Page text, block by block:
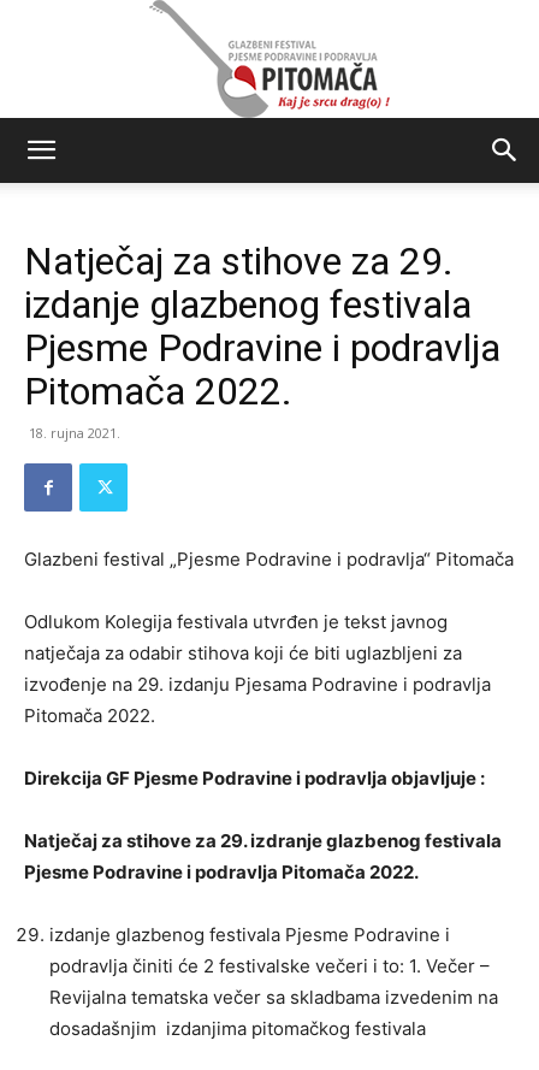
festival
Pjesme
Natječaj za stihove za 29.
izdanje glazbenog festivala
Pjesme Podravine i podravlja
Pitomača 2022.
18. rujna 2021.
Glazbeni festival „Pjesme Podravine i podravlja“ Pitomača
Odlukom Kolegija festivala utvrđen je tekst javnog
natječaja za odabir stihova koji će biti uglazbljeni za
izvođenje na 29. izdanju Pjesama Podravine i podravlja
Pitomača 2022.
Direkcija GF Pjesme Podravine i podravlja objavljuje :
Natječaj za stihove za 29. izdranje glazbenog festivala
Pjesme Podravine i podravlja Pitomača 2022.
izdanje glazbenog festivala Pjesme Podravine i
podravlja činiti će 2 festivalske večeri i to: 1. Večer –
Revijalna tematska večer sa skladbama izvedenim na
dosadašnjim izdanjima pitomačkog festivala